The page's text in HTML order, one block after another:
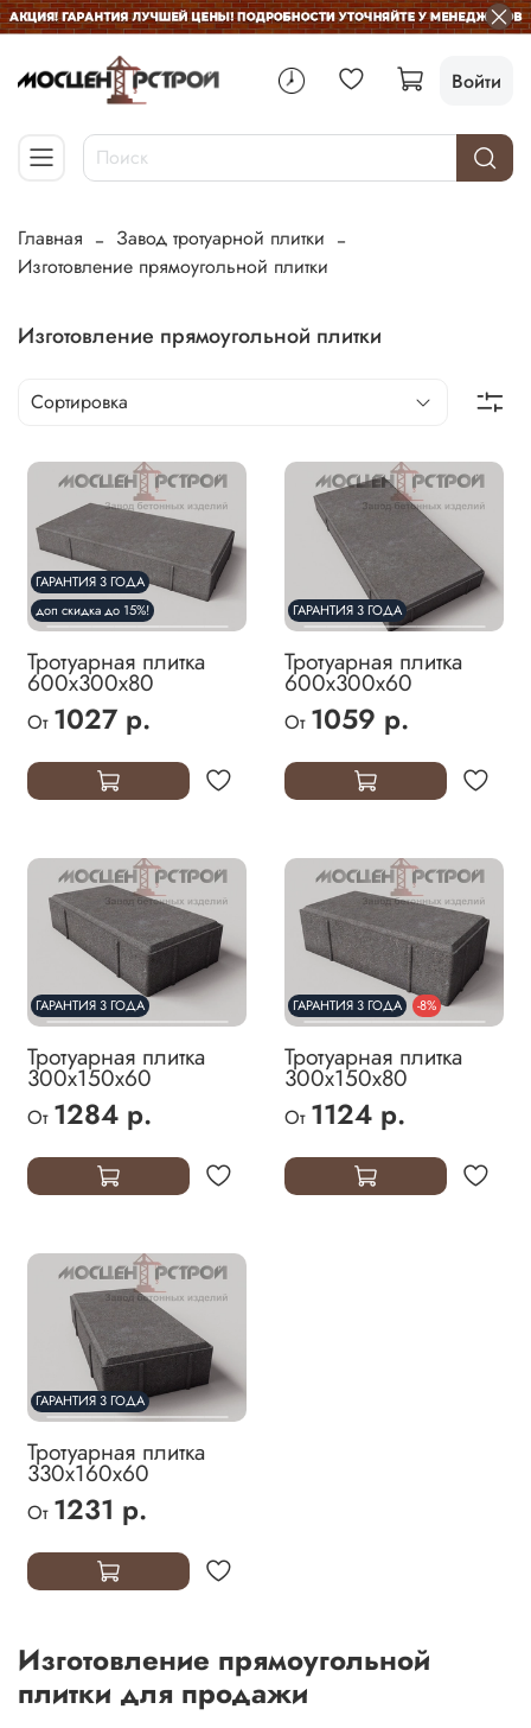
Войти
Главная
Завод тротуарной плитки
Изготовление прямоугольной плитки
Изготовление прямоугольной плитки
ГАРАНТИЯ 3 ГОДА
доп скидка до 15%!
Тротуарная плитка
600х300х80
От 1027 р.
ГАРАНТИЯ 3 ГОДА
Тротуарная плитка
600х300х60
От 1059 р.
ГАРАНТИЯ 3 ГОДА
Тротуарная плитка
300х150х60
От 1284 р.
ГАРАНТИЯ 3 ГОДА -8%
Тротуарная плитка
300х150х80
От 1124 р.
ГАРАНТИЯ 3 ГОДА
Тротуарная плитка
330х160х60
От 1231 р.
Изготовление прямоугольной
плитки для продажи